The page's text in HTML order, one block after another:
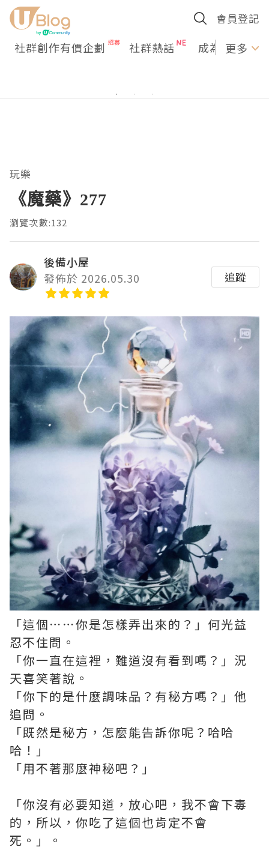
會員登記
社群創作有價企劃 社群熱話 成為U更多
玩樂
《魔藥》277
瀏覽次數:132
後備小屋
發佈於 2026.05.30
追蹤
「這個⋯⋯你是怎樣弄出來的？」何光益
忍不住問。
「你一直在這裡，難道沒有看到嗎？」況
天喜笑著說。
「你下的是什麼調味品？有秘方嗎？」他
追問。
「既然是秘方，怎麼能告訴你呢？哈哈
哈！」
「用不著那麼神秘吧？」
「你沒有必要知道，放心吧，我不會下毒
的，所以，你吃了這個也肯定不會
死。」。